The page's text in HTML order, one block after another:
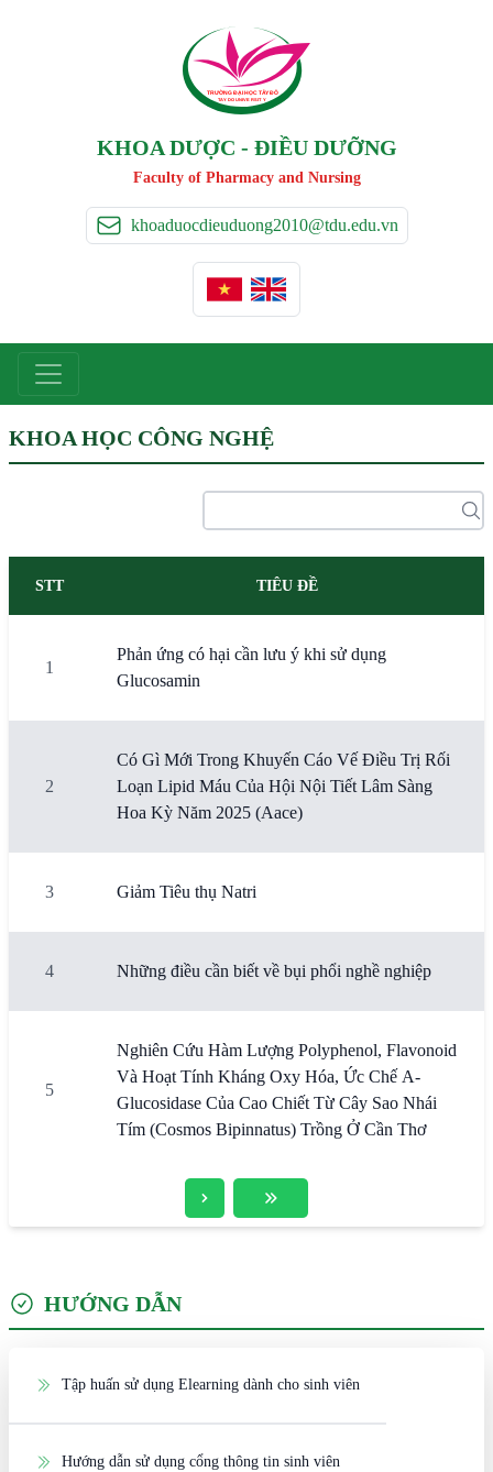
TRƯỜNG ĐẠI HỌC TÂY ĐÔ
TAY DO UNIVERSIT Y
KHOA DƯỢC - ĐIỀU DƯỠNG
Faculty of Pharmacy and Nursing
khoaduocdieuduong2010@tdu.edu.vn
KHOA HỌC CÔNG NGHỆ
STT TIÊU ĐỀ
1
Phản ứng có hại cần lưu ý khi sử dụng
Glucosamin
2
Có Gì Mới Trong Khuyến Cáo Vế Điều Trị Rối
Loạn Lipid Máu Của Hội Nội Tiết Lâm Sàng
Hoa Kỳ Năm 2025 (Aace)
3 Giảm Tiêu thụ Natri
4 Những điều cần biết về bụi phổi nghề nghiệp
5
Nghiên Cứu Hàm Lượng Polyphenol, Flavonoid
Và Hoạt Tính Kháng Oxy Hóa, Ức Chế Α-
Glucosidase Của Cao Chiết Từ Cây Sao Nhái
Tím (Cosmos Bipinnatus) Trồng Ở Cần Thơ
HƯỚNG DẪN
Tập huấn sử dụng Elearning dành cho sinh viên
Hướng dẫn sử dụng cổng thông tin sinh viên